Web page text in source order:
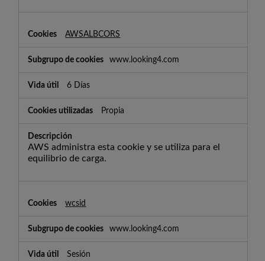
AWSALBCORS
www.looking4.com
6 Días
Propia
AWS administra esta cookie y se utiliza para el
equilibrio de carga.
wcsid
www.looking4.com
Sesión